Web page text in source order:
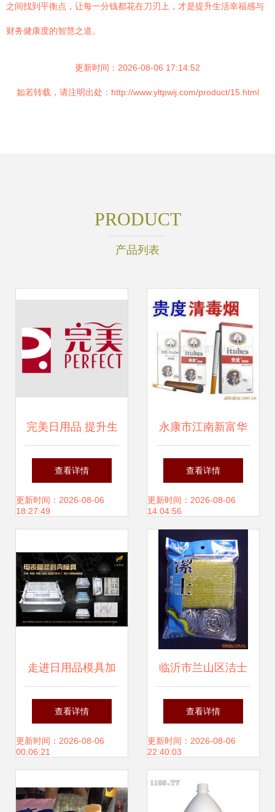
之间找到平衡点，让每一分钱都花在刀刃上，才是提升生活幸福感与
财务健康度的智慧之道。
更新时间：2026-08-06 17:14:52
如若转载，请注明出处：http://www.yltpwij.com/product/15.html
PRODUCT
产品列表
完美日用品 提升生
活品质的多元之道
查看详情
更新时间：2026-08-06
18:27:49
永康市江南新富华
日用品厂 匠心铸就
品质生活
查看详情
更新时间：2026-08-06
14:04:56
走进日用品模具加
工厂 如何精准铸就
塑料生活美学
查看详情
更新时间：2026-08-06
00:06:21
临沂市兰山区洁士
日用品厂 007商务
平台上的日用品新
查看详情
更新时间：2026-08-06
22:40:03